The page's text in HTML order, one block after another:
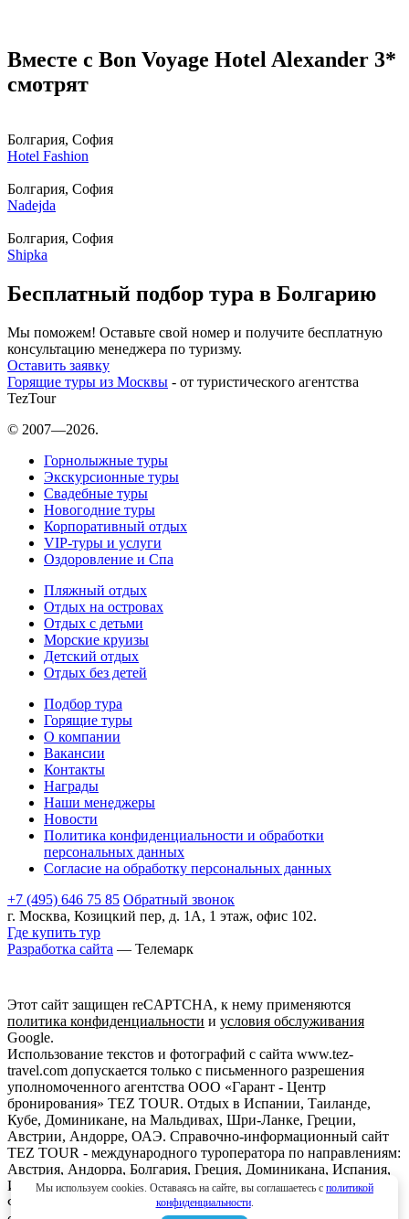
Вместе с Bon Voyage Hotel Alexander 3*
смотрят
Болгария, София
Hotel Fashion
Болгария, София
Nadejda
Болгария, София
Shipka
Бесплатный подбор тура в Болгарию
Мы поможем! Оставьте свой номер и получите бесплатную
консультацию менеджера по туризму.
Оставить заявку
Горящие туры из Москвы - от туристического агентства
TezTour
© 2007—2026.
Горнолыжные туры
Экскурсионные туры
Свадебные туры
Новогодние туры
Корпоративный отдых
VIP-туры и услуги
Оздоровление и Спа
Пляжный отдых
Отдых на островах
Отдых с детьми
Морские круизы
Детский отдых
Отдых без детей
Подбор тура
Горящие туры
О компании
Вакансии
Контакты
Награды
Наши менеджеры
Новости
Политика конфиденциальности и обработки
персональных данных
Согласие на обработку персональных данных
+7 (495) 646 75 85 Обратный звонок
г. Москва, Козицкий пер, д. 1А, 1 этаж, офис 102.
Где купить тур
Разработка сайта — Телемарк
Этот сайт защищен reCAPTCHA, к нему применяются
политика конфиденциальности и условия обслуживания
Google.
Использование текстов и фотографий с сайта www.tez-
travel.com допускается только с письменного разрешения
уполномоченного агентства ООО «Гарант - Центр
бронирования» TEZ TOUR. Отдых в Испании, Таиланде,
Кубе, Доминикане, на Мальдивах, Шри-Ланке, Греции,
Австрии, Андорре, ОАЭ. Справочно-информационный сайт
TEZ TOUR - международного туроператора по направлениям:
Австрия, Андорра, Болгария, Греция, Доминикана, Испания,
Италия, Кипр, Куба, Мальдивы, Мексика, ОАЭ, Таиланд,
Франция, Шри-Ланка. Информация о ценах, указанная на
Мы используем cookies. Оставаясь на сайте, вы соглашаетесь с политикой
конфиденциальности.